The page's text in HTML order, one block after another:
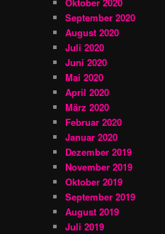
September 2020
August 2020
Juli 2020
Juni 2020
Mai 2020
April 2020
März 2020
Februar 2020
Januar 2020
Dezember 2019
November 2019
Oktober 2019
September 2019
August 2019
Juli 2019